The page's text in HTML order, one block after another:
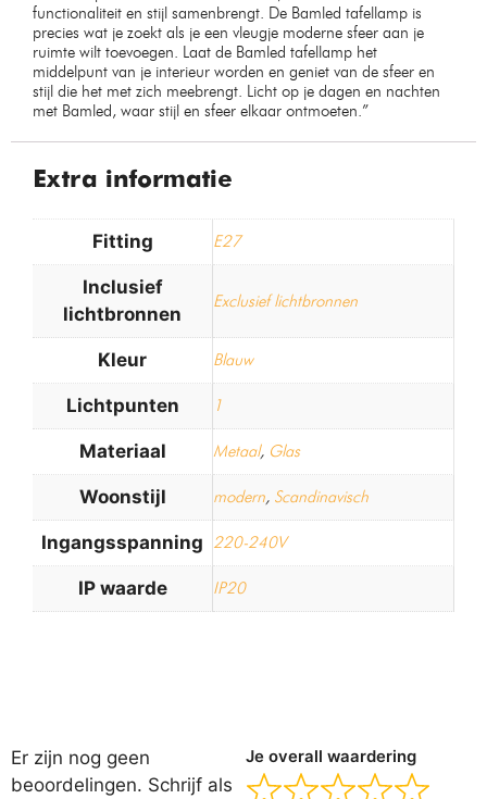
functionaliteit en stijl samenbrengt. De Bamled tafellamp is
precies wat je zoekt als je een vleugje moderne sfeer aan je
ruimte wilt toevoegen. Laat de Bamled tafellamp het
middelpunt van je interieur worden en geniet van de sfeer en
stijl die het met zich meebrengt. Licht op je dagen en nachten
met Bamled, waar stijl en sfeer elkaar ontmoeten.”
Extra informatie
Fitting E27
Inclusief
lichtbronnen
Exclusief lichtbronnen
Kleur Blauw
Lichtpunten 1
Materiaal Metaal, Glas
Woonstijl modern, Scandinavisch
Ingangsspanning 220-240V
IP waarde IP20
Er zijn nog geen
beoordelingen. Schrijf als
Je overall waardering